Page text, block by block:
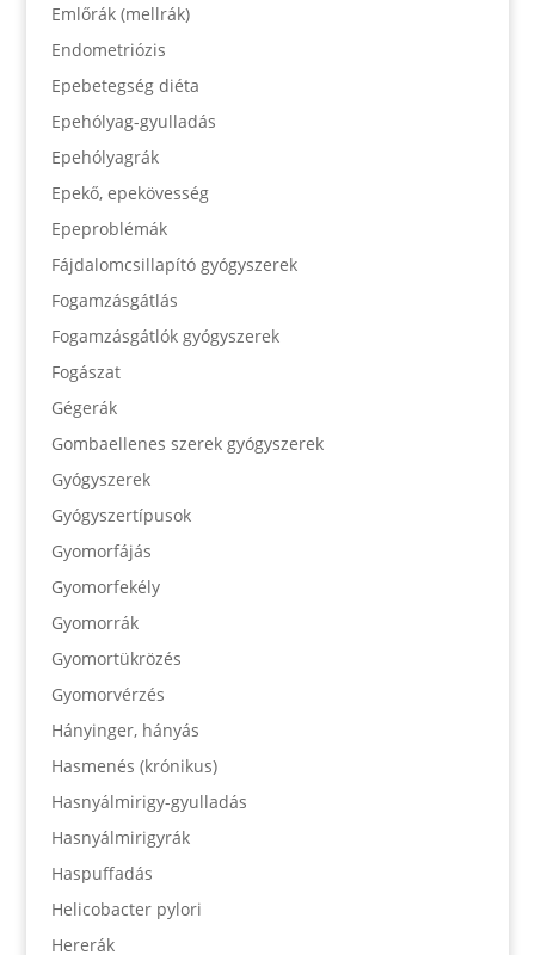
Emlőrák (mellrák)
Endometriózis
Epebetegség diéta
Epehólyag-gyulladás
Epehólyagrák
Epekő, epekövesség
Epeproblémák
Fájdalomcsillapító gyógyszerek
Fogamzásgátlás
Fogamzásgátlók gyógyszerek
Fogászat
Gégerák
Gombaellenes szerek gyógyszerek
Gyógyszerek
Gyógyszertípusok
Gyomorfájás
Gyomorfekély
Gyomorrák
Gyomortükrözés
Gyomorvérzés
Hányinger, hányás
Hasmenés (krónikus)
Hasnyálmirigy-gyulladás
Hasnyálmirigyrák
Haspuffadás
Helicobacter pylori
Hererák